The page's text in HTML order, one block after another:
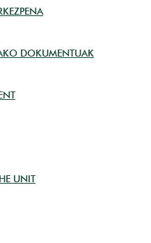
DOKUMENTUAK
UNIT